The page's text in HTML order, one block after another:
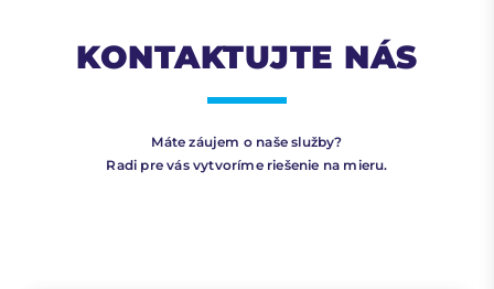
KONTAKTUJTE NÁS
Máte záujem o naše služby?
Radi pre vás vytvoríme riešenie na mieru.